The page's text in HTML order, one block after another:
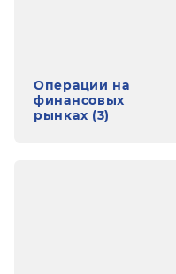
Операции на
финансовых
рынках (3)